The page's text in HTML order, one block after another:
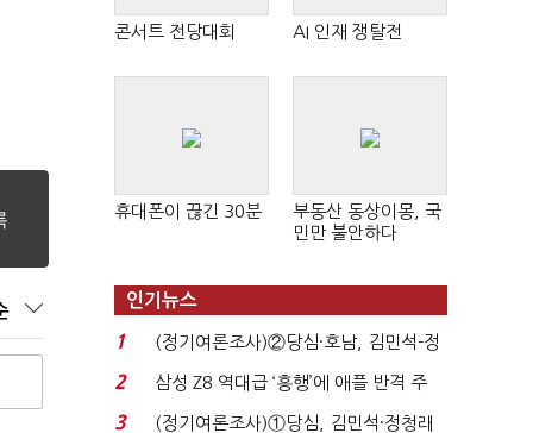
콘서트 전당대회 AI 인재 쟁탈전
휴대폰이 끊긴 30분
부동산 동상이몽, 국
민만 불안하다
인기뉴스
1
(정기여론조사)②당심·호남, 김민석-정
청래 '초접전'...
2
삼성 Z8 역대급 ‘흥행’에 애플 반격 주
목…9월 ‘폴...
3
(정기여론조사)①당심, 김민석·정청래